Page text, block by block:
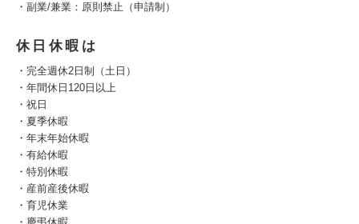
・副業/兼業：原則禁止（申請制）
休日休暇は
・完全週休2日制（土日）
・年間休日120日以上
・祝日
・夏季休暇
・年末年始休暇
・有給休暇
・特別休暇
・産前産後休暇
・育児休業